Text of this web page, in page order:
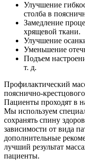
Улучшение
столба в
Замедление
хрящевой ткани.
Улучшение
Уменьшение
Подъем
т. д.
Профилактический
пояснично-
Пациенты проходят в
Мы используем
сохранять спину
зависимости от вида
дополнительные
лучший результат
пациенты.